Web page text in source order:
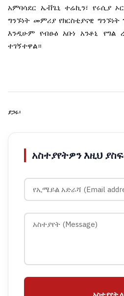
አምባሳደር ኤቭጌኒ ተሬኪን፣ የሩሲያ
ግንኙነት መምሪያ የክርስቲያናዊ ግንኙነት
እንዲሁም የብፁዕ አቡነ አንቶኒ የግል
ተገኝተዋል።
ያጋሩ፡
አስተያየትዎን እዚህ